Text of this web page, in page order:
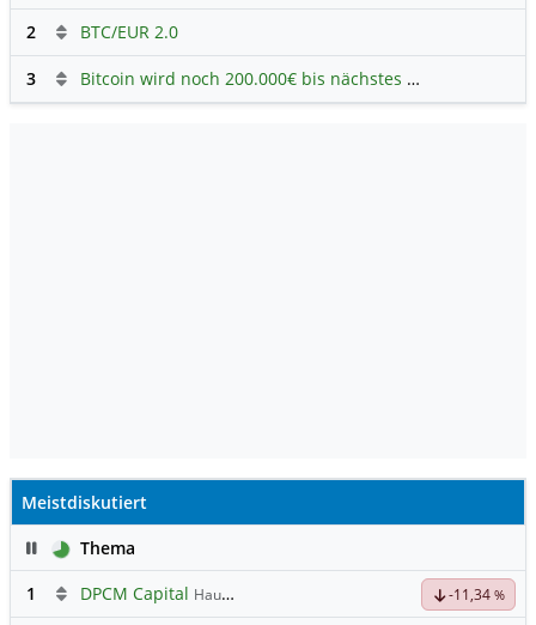
2 BTC/EUR 2.0
3 Bitcoin wird noch 200.000€ bis nächstes Jahr
Meistdiskutiert
PauseThema
1
DPCM Capital Hauptdiskussion -11,34 %